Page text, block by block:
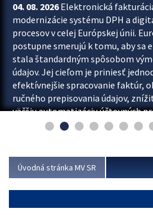
04. 08. 2026Elektronická
modernizácie systému DPH a
procesov v celej Európskej únii.
postupne smerujú k tomu, aby sa
stala štandardným spôsobom
údajov. Jej cieľom je priniesť
efektívnejšie spracovanie faktúr,
ručného prepisovania údajov,
väčšiu automatizáciu účtovných
fakturácia preto nepredstavuje...
Úvodná stránka MV SR